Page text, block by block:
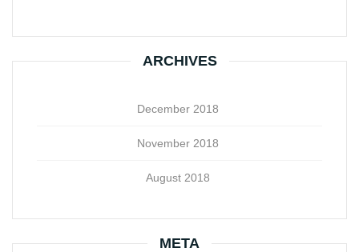
ARCHIVES
December 2018
November 2018
August 2018
META